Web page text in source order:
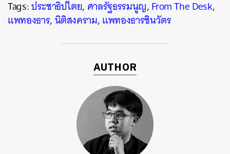
Tags:ประชาธิปไตย, ศาลรัฐธรรมนูญ,From The Desk,
แพทองธาร,นิติสงคราม,แพทองธารชินวัตร
AUTHOR